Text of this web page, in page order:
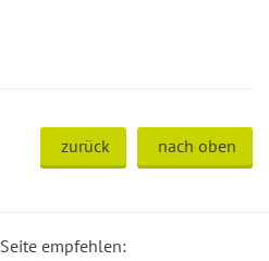
zurück nach oben
Seite empfehlen: